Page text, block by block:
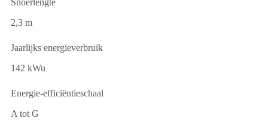
Snoerlengte
2,3 m
Jaarlijks energieverbruik
142 kWu
Energie-efficiëntieschaal
A tot G